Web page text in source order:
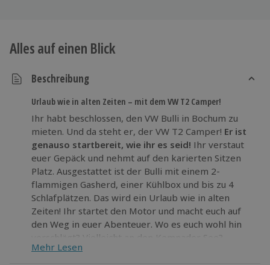
Alles auf einen Blick
Beschreibung
Urlaub wie in alten Zeiten – mit dem VW T2 Camper!
Ihr habt beschlossen, den VW Bulli in Bochum zu
mieten. Und da steht er, der VW T2 Camper! Er ist
genauso startbereit, wie ihr es seid! Ihr verstaut
euer Gepäck und nehmt auf den karierten Sitzen
Platz. Ausgestattet ist der Bulli mit einem 2-
flammigen Gasherd, einer Kühlbox und bis zu 4
Schlafplätzen. Das wird ein Urlaub wie in alten
Zeiten! Ihr startet den Motor und macht euch auf
den Weg in euer Abenteuer. Wo es euch wohl hin
verschlägt? Vielleicht an den Kemnader See?
Inspiration findet ihr auch in den
Mehr Lesen